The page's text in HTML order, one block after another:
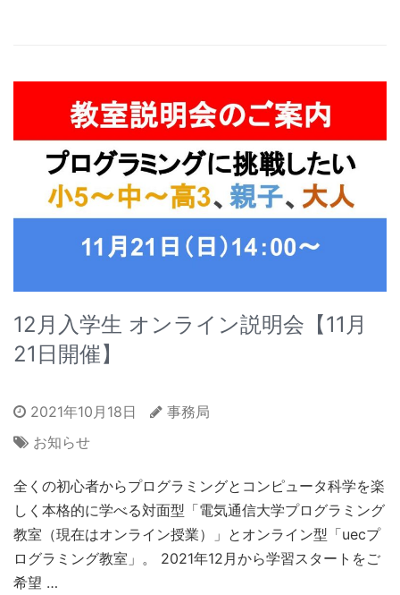
12月入学生 オンライン説明会【11月
21日開催】
2021年10月18日
事務局
お知らせ
全くの初心者からプログラミングとコンピュータ科学を楽
しく本格的に学べる対面型「電気通信大学プログラミング
教室（現在はオンライン授業）」とオンライン型「uecプ
ログラミング教室」。 2021年12月から学習スタートをご
希望 …